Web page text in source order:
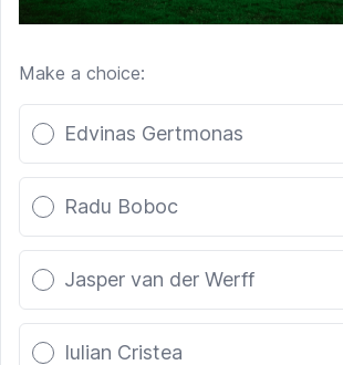
Make a choice:
Poll options
Edvinas Gertmonas
Radu Boboc
Jasper van der Werff
Iulian Cristea